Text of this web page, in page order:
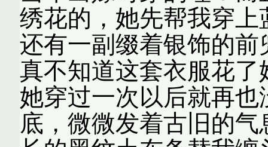
绣花的，她先帮我穿
还有一副缀着银饰的
真不知道这套衣服花
她穿过一次以后就再
底，微微发着古旧的